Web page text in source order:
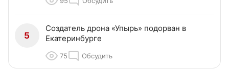
5
Создатель дрона «Упырь» подорван в
Екатеринбурге
75 Обсудить